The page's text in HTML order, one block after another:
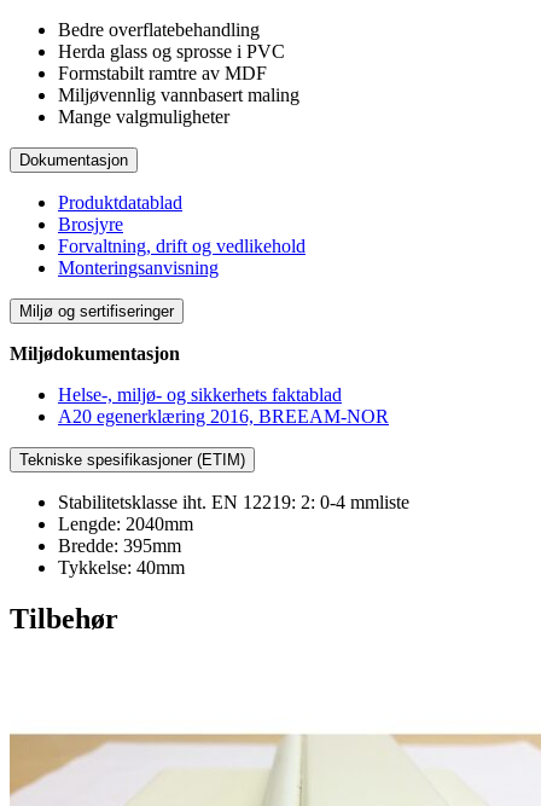
Bedre overflatebehandling
Herda glass og sprosse i PVC
Formstabilt ramtre av MDF
Miljøvennlig vannbasert maling
Mange valgmuligheter
Dokumentasjon
Produktdatablad
Brosjyre
Forvaltning, drift og vedlikehold
Monteringsanvisning
Miljø og sertifiseringer
Miljødokumentasjon
Helse-, miljø- og sikkerhets faktablad
A20 egenerklæring 2016, BREEAM-NOR
Tekniske spesifikasjoner (ETIM)
Stabilitetsklasse iht. EN 12219: 2: 0-4 mmliste
Lengde: 2040mm
Bredde: 395mm
Tykkelse: 40mm
Tilbehør